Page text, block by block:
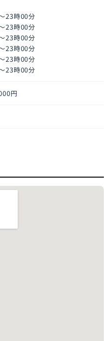
23時00分
23時00分
23時00分
23時00分
23時00分
23時00分
円